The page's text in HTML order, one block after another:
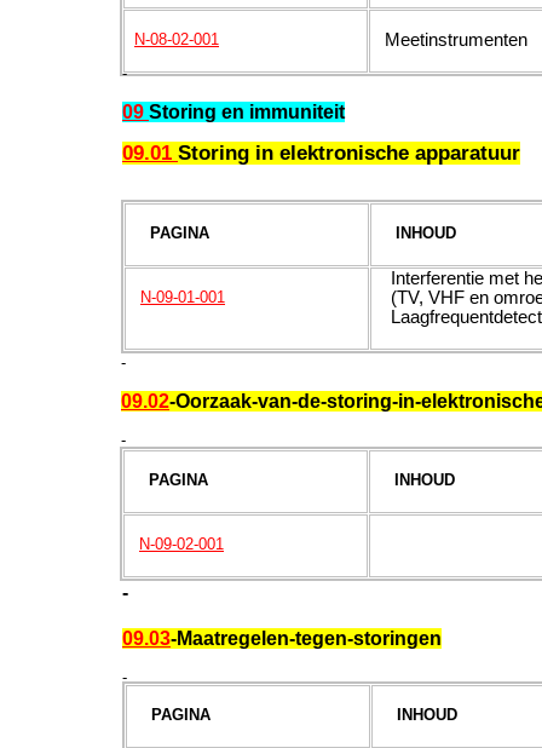
N-08-02-001 Meetinstrumenten
-
09 Storing en immuniteit
09.01 Storing in elektronische apparatuur
PAGINA INHOUD
N-09-01-001
Interferentie met
(TV, VHF en
-
09.02-Oorzaak-van-de-storing-in-
-
PAGINA INHOUD
N-09-02-001
-
09.03-Maatregelen-tegen-storingen
-
PAGINA INHOUD